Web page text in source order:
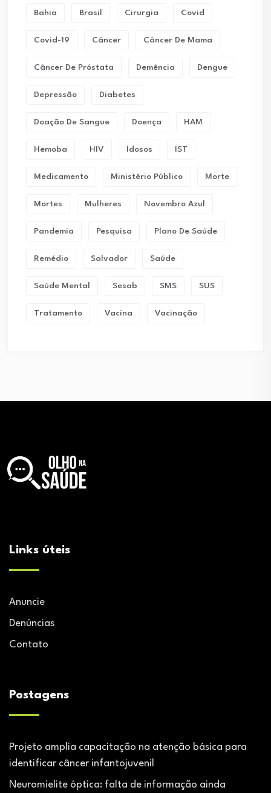
Bahia Brasil Cirurgia Covid
Covid-19 Câncer Câncer De Mama
Câncer De Próstata Demência Dengue
Depressão Diabetes
Doação De Sangue Doença HAM
Hemoba HIV Idosos IST
Medicamento Ministério Público Morte
Mortes Mulheres Novembro Azul
Pandemia Pesquisa Plano De Saúde
Remédio Salvador Saúde
Saúde Mental Sesab SMS SUS
Tratamento Vacina Vacinação
Links úteis
Anuncie
Denúncias
Contato
Postagens
Projeto amplia capacitação na atenção básica para
identificar câncer infantojuvenil
Neuromielite óptica: falta de informação ainda